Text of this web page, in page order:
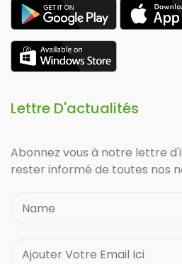
Lettre D'actualités
Abonnez vous à notre lettre
rester informé de toutes nos